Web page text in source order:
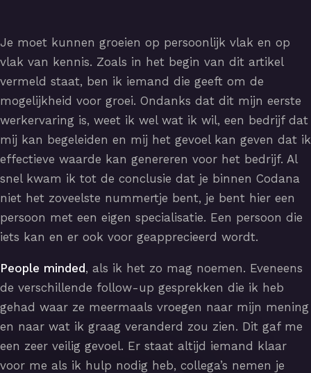
Je moet kunnen groeien op persoonlijk vlak en op
vlak van kennis. Zoals in het begin van dit artikel
vermeld staat, ben ik iemand die geeft om de
mogelijkheid voor groei. Ondanks dat dit mijn eerste
werkervaring is, weet ik wel wat ik wil, een bedrijf dat
mij kan begeleiden en mij het gevoel kan geven dat ik
effectieve waarde kan genereren voor het bedrijf. Al
snel kwam ik tot de conclusie dat je binnen Codana
niet het zoveelste nummertje bent, je bent hier een
persoon met een eigen specialisatie. Een persoon die
iets kan en er ook voor geapprecieerd wordt.
People minded, als ik het zo mag noemen. Eveneens
de verschillende follow-up gesprekken die ik heb
gehad waar ze meermaals vroegen naar mijn mening
en naar wat ik graag veranderd zou zien. Dit gaf me
een zeer veilig gevoel. Er staat altijd iemand klaar
voor me als ik hulp nodig heb, collega’s nemen je